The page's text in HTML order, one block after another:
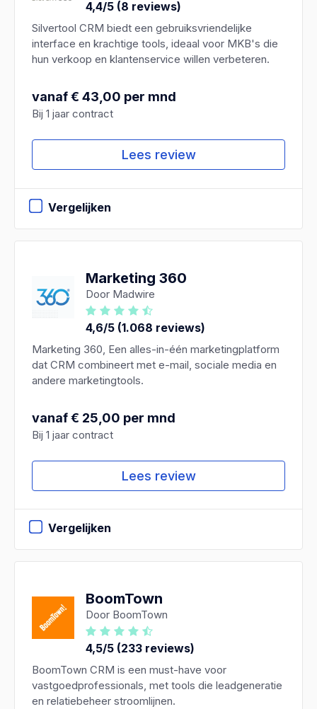
4,4/5 (8 reviews)
Silvertool CRM biedt een gebruiksvriendelijke
interface en krachtige tools, ideaal voor MKB's die
hun verkoop en klantenservice willen verbeteren.
vanaf € 43,00 per mnd
Bij 1 jaar contract
Lees review
Vergelijken
Marketing 360
Door Madwire
4,6/5 (1.068 reviews)
Marketing 360, Een alles-in-één marketingplatform
dat CRM combineert met e-mail, sociale media en
andere marketingtools.
vanaf € 25,00 per mnd
Bij 1 jaar contract
Lees review
Vergelijken
BoomTown
Door BoomTown
4,5/5 (233 reviews)
BoomTown CRM is een must-have voor
vastgoedprofessionals, met tools die leadgeneratie
en relatiebeheer stroomlijnen.